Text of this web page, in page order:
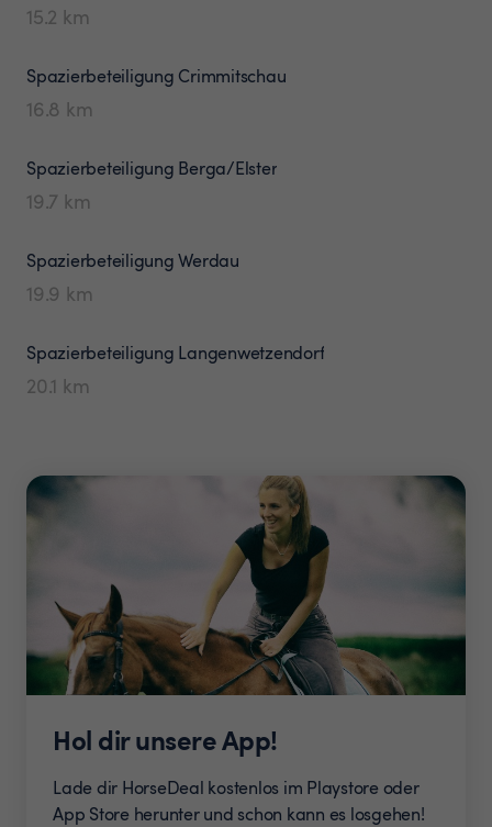
15.2 km
Spazierbeteiligung Crimmitschau
16.8 km
Spazierbeteiligung Berga/Elster
19.7 km
SpazierbeteiligungWerdau
19.9 km
Spazierbeteiligung Langenwetzendorf
20.1 km
Hol dir unsere App!
Lade dir HorseDeal kostenlos im Playstore oder
App Store herunter und schon kann es losgehen!